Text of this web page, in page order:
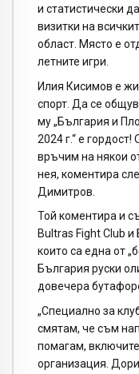
и статистически
визитки на
област. Място е
летните игри.
Илия Кисимов е
спорт. Да се
му „България и
2024 г.“ е
връчим на някои
нея, коментира
Димитров.
Той коментира и
Bultras Fight Club и
които са една от
България руски
довечера
„Специално за
смятам, че съм
помагам,
организация.